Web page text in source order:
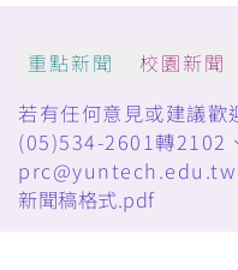
重點新聞 校園新聞
若有任何意見或建議歡
(05)534-2601轉2102
prc@yuntech.edu.tw
新聞稿格式.pdf